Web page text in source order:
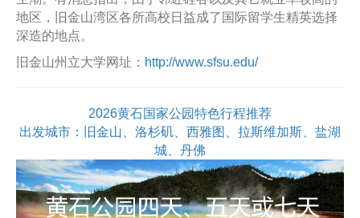
地区，旧金山湾区各所高校日益成了国际留学生精英选择
深造的地点。
旧金山州立大学网址： http://www.sfsu.edu/
2026黄石国家公园特色行程推荐
出发城市：旧金山、洛杉矶、西雅图、拉斯维加斯、盐湖
城、丹佛